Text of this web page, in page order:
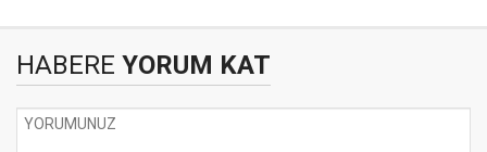
HABERE YORUM KAT